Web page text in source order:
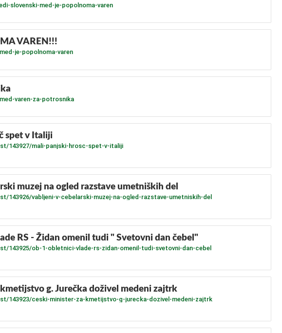
slovenski-med-je-popolnoma-varen
VAREN!!!
je-popolnoma-varen
varen-za-potrosnika
spet v Italiji
143927/mali-panjski-hrosc-spet-v-italiji
muzej na ogled razstave umetniških del
143926/vabljeni-v-cebelarski-muzej-na-ogled-razstave-umetniskih-del
RS - Židan omenil tudi " Svetovni dan čebel"
143925/ob-1-obletnici-vlade-rs-zidan-omenil-tudi-svetovni-dan-cebel
g. Jurečka doživel medeni zajtrk
143923/ceski-minister-za-kmetijstvo-g-jurecka-dozivel-medeni-zajtrk